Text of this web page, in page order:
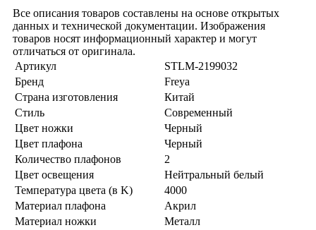
Все описания товаров составлены на основе открытых
данных и технической документации. Изображения
товаров носят информационный характер и могут
отличаться от оригинала.
Артикул
STLM-2199032
Бренд
Freya
Страна изготовления
Китай
Стиль
Современный
Цвет ножки
Черный
Цвет плафона
Черный
Количество плафонов
2
Цвет освещения
Нейтральный белый
Температура цвета (в K)
4000
Материал плафона
Акрил
Материал ножки
Металл